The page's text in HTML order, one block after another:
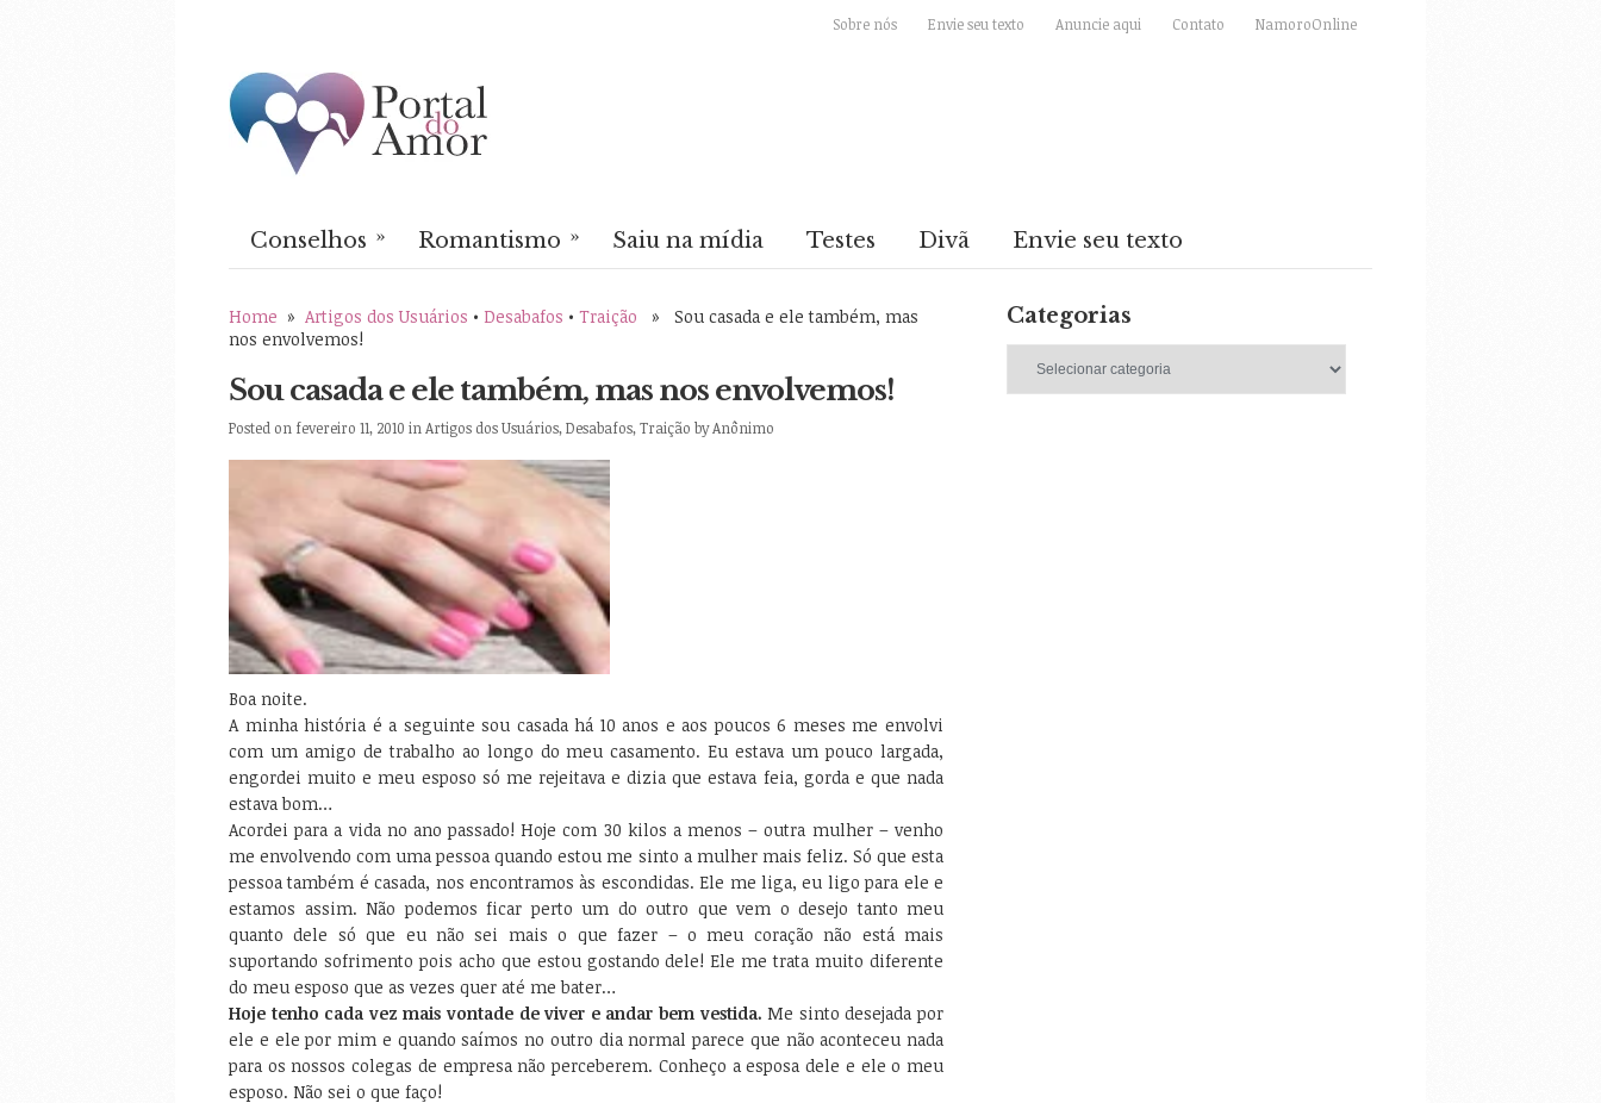
Sobre nós Envie seu texto Anuncie aqui Contato NamoroOnline
Conselhos » Romantismo » Saiu na mídia Testes Divã Envie seu texto
Home » Artigos dos Usuários • Desabafos • Traição » Sou casada e ele também, mas
nos envolvemos!
Sou casada e ele também, mas nos envolvemos!
Posted on fevereiro 11, 2010 in Artigos dos Usuários, Desabafos, Traição byAnônimo
Boa noite.
A minha história é a seguinte sou casada há 10 anos e aos poucos 6 meses me envolvi
com um amigo de trabalho ao longo do meu casamento. Eu estava um pouco largada,
engordei muito e meu esposo só me rejeitava e dizia que estava feia, gorda e que nada
estava bom…
Acordei para a vida no ano passado! Hoje com 30 kilos a menos – outra mulher – venho
me envolvendo com uma pessoa quando estou me sinto a mulher mais feliz. Só que esta
pessoa também é casada, nos encontramos às escondidas. Ele me liga, eu ligo para ele e
estamos assim. Não podemos ficar perto um do outro que vem o desejo tanto meu
quanto dele só que eu não sei mais o que fazer – o meu coração não está mais
suportando sofrimento pois acho que estou gostando dele! Ele me trata muito diferente
do meu esposo que as vezes quer até me bater…
Hoje tenho cada vez mais vontade de viver e andar bem vestida.Me sinto desejada por
ele e ele por mim e quando saímos no outro dia normal parece que não aconteceu nada
para os nossos colegas de empresa não perceberem. Conheço a esposa dele e ele o meu
esposo. Não sei o que faço!
Categorias